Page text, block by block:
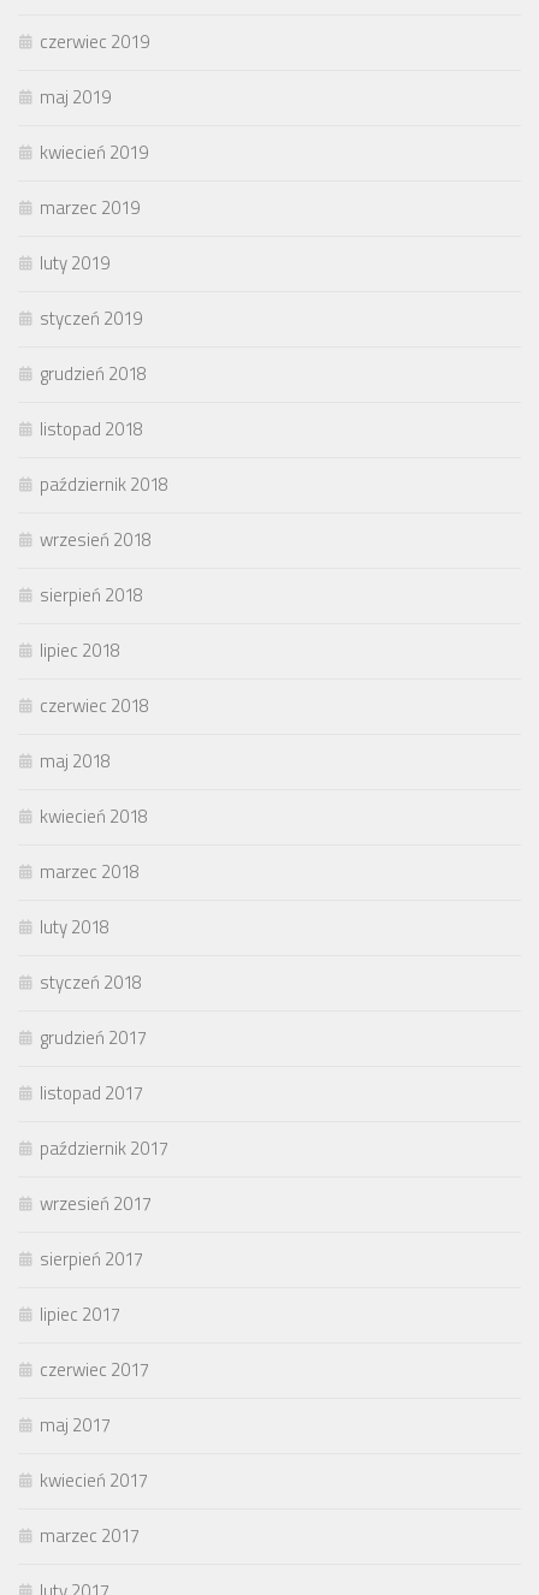
czerwiec 2019
maj 2019
kwiecień 2019
marzec 2019
luty 2019
styczeń 2019
grudzień 2018
listopad 2018
październik 2018
wrzesień 2018
sierpień 2018
lipiec 2018
czerwiec 2018
maj 2018
kwiecień 2018
marzec 2018
luty 2018
styczeń 2018
grudzień 2017
listopad 2017
październik 2017
wrzesień 2017
sierpień 2017
lipiec 2017
czerwiec 2017
maj 2017
kwiecień 2017
marzec 2017